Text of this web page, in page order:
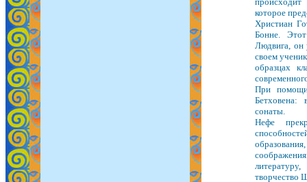
которое
Христиан
Бонне.
Людвига, он
своем
образцах
При
Бетховена:
сонаты.
Нефе
творчество